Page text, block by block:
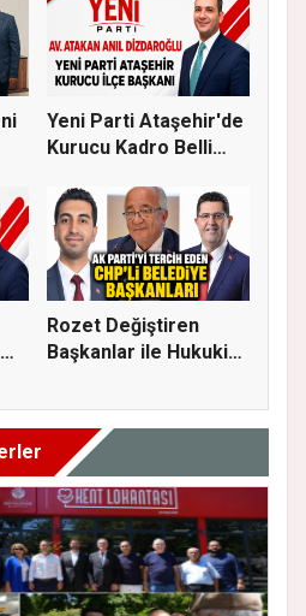
Yeni Parti Ataşehir'de
Kurucu Kadro Belli
Rozet Değiştiren
Başkanlar ile Hukuki